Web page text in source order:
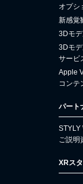
オプシ
新感覚
3Dモ
3Dモ
サービ
Apple
コンテ
パート
STYLY
ご説明
XRス